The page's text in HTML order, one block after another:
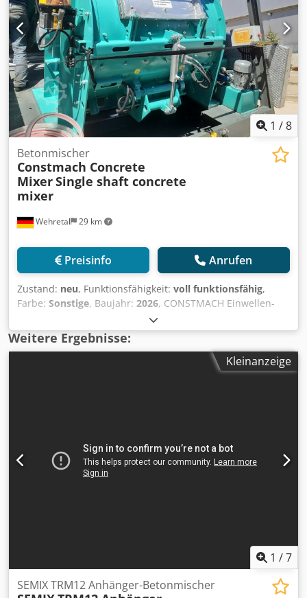
1 /8
Wehretal 29 km
Betonmischer
Constmach Concrete
MixerSingle shaft concrete
mixer
Preisinfo Anrufen
Zustand: neu, Funktionsfähigkeit: voll funktionsfähig,
Farbe: Sonstige, Baujahr: 2026, CONSTMACH Einwellen-
Betonmischer sind professionelle Lösungen für die
Betonproduktion, die hohe Effizienz mit herausragender
Langlebigkeit verbinden. Diese Mischer wurden entwickelt,
um homogene Mischungen zu erzielen, und bieten auch
unter intensiven Arbeitsbedingungen eine dauerhafte
Schmiersystem minimiert den Wartungsaufwand, indem
es die Lager während des Dauerbetriebs optimal schmiert.
Das mechanische System sorgt durch die
austauschbare Verschleißplatten die Wartungszeiten
reduzieren. Die Wartungsklappe mit Sicherheitssensor
und Not-Aus-Taster, die in allen Modellen integriert ist,
Weitere Ergebnisse:
Kleinanzeige
1 /7
SEMIX TRM12 Anhänger-Betonmischer